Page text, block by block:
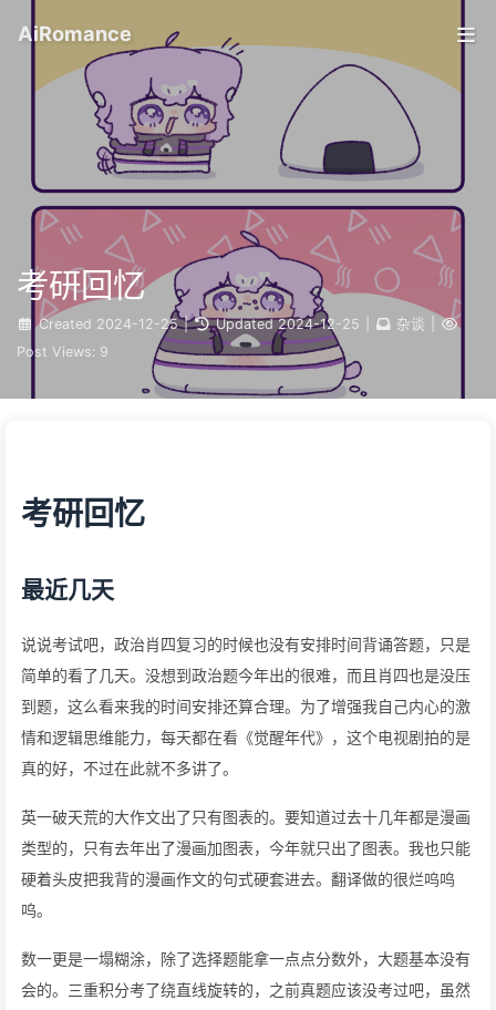
AiRomance
考研回忆
Created 2024-12-25 | Updated 2024-12-25 杂谈
Post Views: 9
考研回忆
最近几天
说说考试吧，政治肖四复习的时候也没有安排时间背诵答题，只是
简单的看了几天。没想到政治题今年出的很难，而且肖四也是没压
到题，这么看来我的时间安排还算合理。为了增强我自己内心的激
情和逻辑思维能力，每天都在看《觉醒年代》，这个电视剧拍的是
真的好，不过在此就不多讲了。
英一破天荒的大作文出了只有图表的。要知道过去十几年都是漫画
类型的，只有去年出了漫画加图表，今年就只出了图表。我也只能
硬着头皮把我背的漫画作文的句式硬套进去。翻译做的很烂呜呜
呜。
数一更是一塌糊涂，除了选择题能拿一点点分数外，大题基本没有
会的。三重积分考了绕直线旋转的，之前真题应该没考过吧，虽然